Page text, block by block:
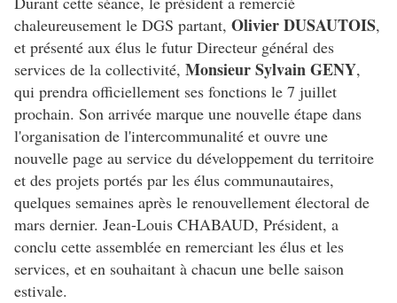
chaleureusement le DGS partant, Olivier DUSAUTOIS,
et présenté aux élus le futur Directeur général des
services de la collectivité, Monsieur Sylvain GENY,
qui prendra officiellement ses fonctions le 7 juillet
prochain. Son arrivée marque une nouvelle étape dans
l'organisation de l'intercommunalité et ouvre une
nouvelle page au service du développement du territoire
et des projets portés par les élus communautaires,
quelques semaines après le renouvellement électoral de
mars dernier. Jean-Louis CHABAUD, Président, a
conclu cette assemblée en remerciant les élus et les
services, et en souhaitant à chacun une belle saison
estivale.